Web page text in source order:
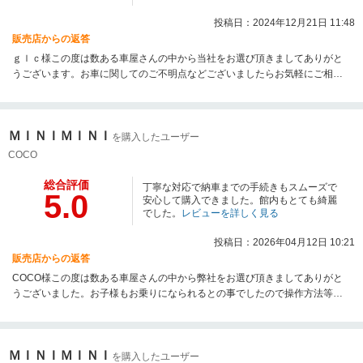
投稿日：2024年12月21日 11:48
販売店からの返答
ｇｌｃ様この度は数ある車屋さんの中から当社をお選び頂きましてありがと
うございます。お車に関してのご不明点などございましたらお気軽にご相談
ＭＩＮＩＭＩＮＩ を購入したユーザー
COCO
総合評価
5.0
丁寧な対応で納車までの手続きもスムーズで
安心して購入できました。館内もとても綺麗
でした。 レビューを詳しく見る
投稿日：2026年04月12日 10:21
販売店からの返答
COCO様この度は数ある車屋さんの中から弊社をお選び頂きましてありがと
うございました。お子様もお乗りになられるとの事でしたので操作方法等気
後ともどうぞよろしくお願い致します。
ＭＩＮＩＭＩＮＩ を購入したユーザー